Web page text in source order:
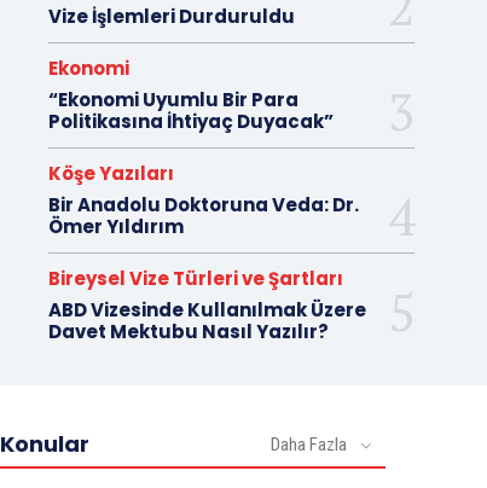
Vize İşlemleri Durduruldu
Ekonomi
“Ekonomi Uyumlu Bir Para
Politikasına İhtiyaç Duyacak”
Köşe Yazıları
Bir Anadolu Doktoruna Veda: Dr.
Ömer Yıldırım
Bireysel Vize Türleri ve Şartları
ABD Vizesinde Kullanılmak Üzere
Davet Mektubu Nasıl Yazılır?
Konular Daha Fazla